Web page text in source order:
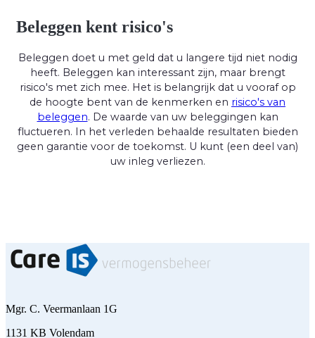
Beleggen kent risico's
Beleggen doet u met geld dat u langere tijd niet nodig
heeft. Beleggen kan interessant zijn, maar brengt
risico's met zich mee. Het is belangrijk dat u vooraf op
de hoogte bent van de kenmerken en risico's van
beleggen. De waarde van uw beleggingen kan
fluctueren. In het verleden behaalde resultaten bieden
geen garantie voor de toekomst. U kunt (een deel van)
uw inleg verliezen.
Mgr. C. Veermanlaan 1G
1131 KB Volendam